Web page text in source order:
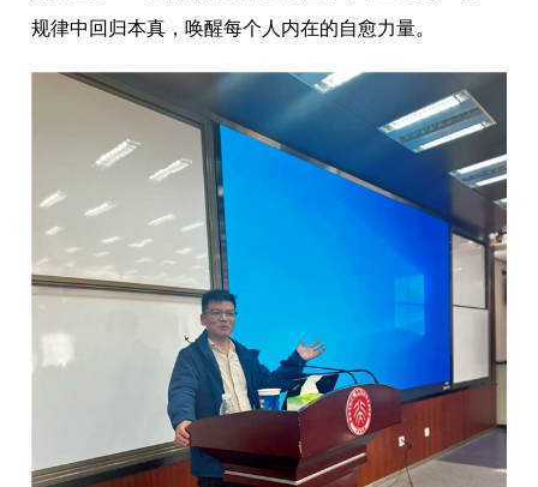
规律中回归本真，唤醒每个人内在的自愈力量。